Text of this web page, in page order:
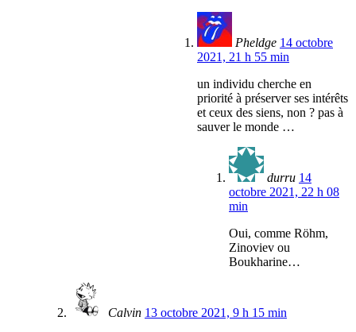
Pheldge 14 octobre
2021, 21 h 55 min
un individu cherche en
priorité à préserver ses intérêts
et ceux des siens, non ? pas à
sauver le monde …
durru 14
octobre 2021, 22 h 08
min
Oui, comme Röhm,
Zinoviev ou
Boukharine…
Calvin 13 octobre 2021, 9 h 15 min